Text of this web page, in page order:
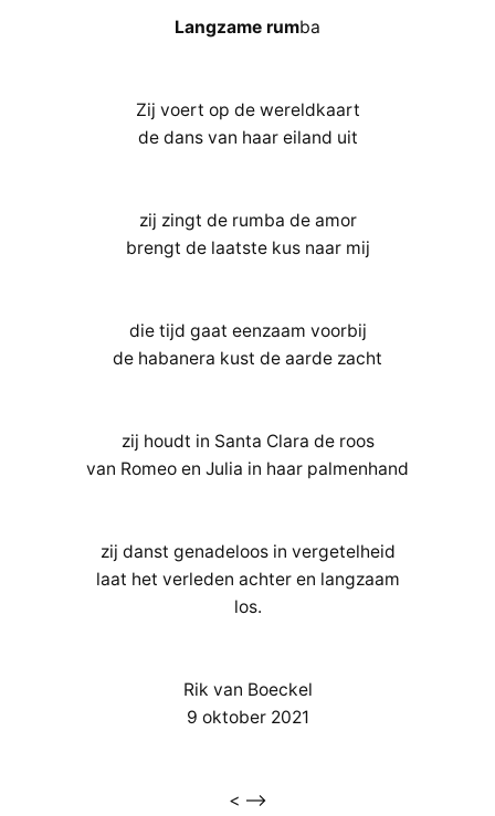
Langzame rumba
Zij voert op de wereldkaart
de dans van haar eiland uit
zij zingt de rumba de amor
brengt de laatste kus naar mij
die tijd gaat eenzaam voorbij
de habanera kust de aarde zacht
zij houdt in Santa Clara de roos
van Romeo en Julia in haar palmenhand
zij danst genadeloos in vergetelheid
laat het verleden achter en langzaam
los.
Rik van Boeckel
9 oktober 2021
< –>